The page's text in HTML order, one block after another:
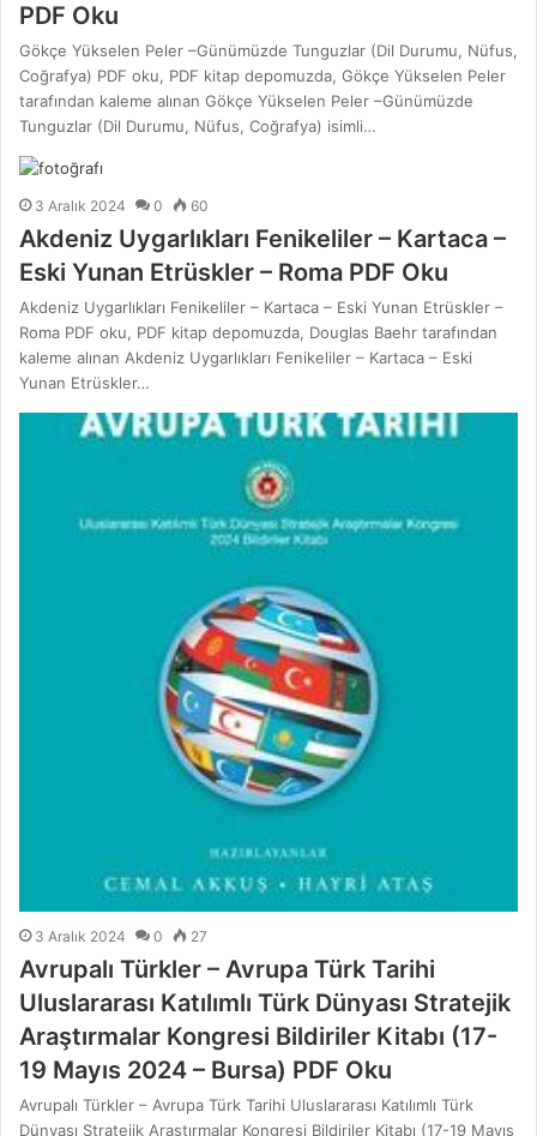
PDF Oku
Gökçe Yükselen Peler –Günümüzde Tunguzlar (Dil Durumu, Nüfus,
Coğrafya) PDF oku, PDF kitap depomuzda, Gökçe Yükselen Peler
tarafından kaleme alınan Gökçe Yükselen Peler –Günümüzde
Tunguzlar (Dil Durumu, Nüfus, Coğrafya) isimli…
3 Aralık 2024 0 60
Akdeniz Uygarlıkları Fenikeliler – Kartaca –
Eski Yunan Etrüskler – Roma PDF Oku
Akdeniz Uygarlıkları Fenikeliler – Kartaca – Eski Yunan Etrüskler –
Roma PDF oku, PDF kitap depomuzda, Douglas Baehr tarafından
kaleme alınan Akdeniz Uygarlıkları Fenikeliler – Kartaca – Eski
Yunan Etrüskler…
3 Aralık 2024 0 27
Avrupalı Türkler – Avrupa Türk Tarihi
Uluslararası Katılımlı Türk Dünyası Stratejik
Araştırmalar Kongresi Bildiriler Kitabı (17-
19 Mayıs 2024 – Bursa) PDF Oku
Avrupalı Türkler – Avrupa Türk Tarihi Uluslararası Katılımlı Türk
Dünyası Stratejik Araştırmalar Kongresi Bildiriler Kitabı (17-19 Mayıs